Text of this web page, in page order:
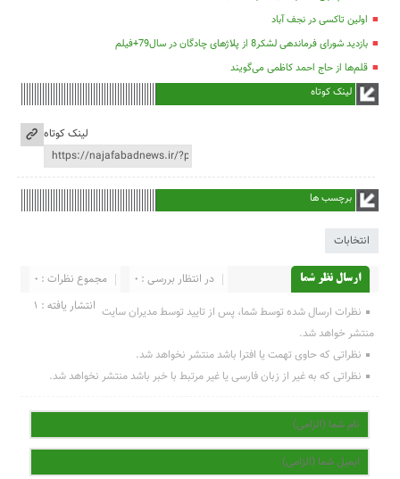
اولین تاکسی در نجف آباد
بازدید شورای فرماندهی لشکر8 از پلاژهای چادگان در سال79+فیلم
قلم‌ها از حاج احمد کاظمی می‌گویند
لینک کوتاه
لینک کوتاه
برچسب ها
انتخابات
ارسال نظر شما مجموع نظرات : 0
در انتظار بررسی : 0
انتشار یافته : 1 نظرات ارسال شده توسط شما، پس از تایید توسط مدیران سایت
منتشر خواهد شد.
نظراتی که حاوی تهمت یا افترا باشد منتشر نخواهد شد.
نظراتی که به غیر از زبان فارسی یا غیر مرتبط با خبر باشد منتشر نخواهد شد.